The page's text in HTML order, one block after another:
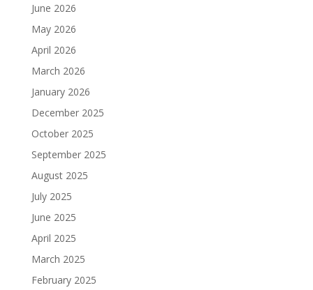
June 2026
May 2026
April 2026
March 2026
January 2026
December 2025
October 2025
September 2025
August 2025
July 2025
June 2025
April 2025
March 2025
February 2025